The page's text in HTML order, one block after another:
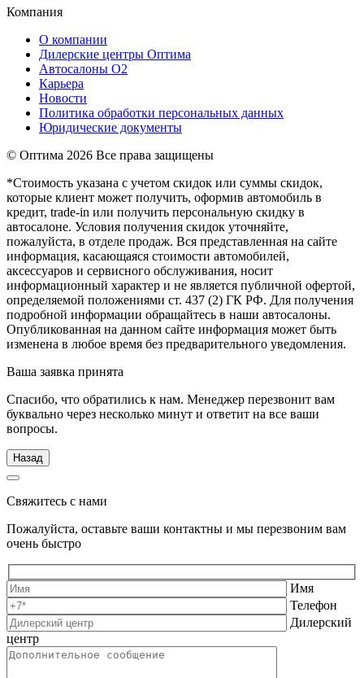
Компания
О компании
Дилерские центры Оптима
Автосалоны О2
Карьера
Новости
Политика обработки персональных данных
Юридические документы
© Оптима 2026 Все права защищены
*Стоимость указана с учетом скидок или суммы скидок,
которые клиент может получить, оформив автомобиль в
кредит, trade-in или получить персональную скидку в
автосалоне. Условия получения скидок уточняйте,
пожалуйста, в отделе продаж. Вся представленная на сайте
информация, касающаяся стоимости автомобилей,
аксессуаров и сервисного обслуживания, носит
информационный характер и не является публичной офертой,
определяемой положениями ст. 437 (2) ГК РФ. Для получения
подробной информации обращайтесь в наши автосалоны.
Опубликованная на данном сайте информация может быть
изменена в любое время без предварительного уведомления.
Ваша заявка принята
Спасибо, что обратились к нам. Менеджер перезвонит вам
буквально через несколько минут и ответит на все ваши
вопросы.
Назад
Свяжитесь с нами
Пожалуйста, оставьте ваши контактны и мы перезвоним вам
очень быстро
Имя
Телефон
Дилерский
центр